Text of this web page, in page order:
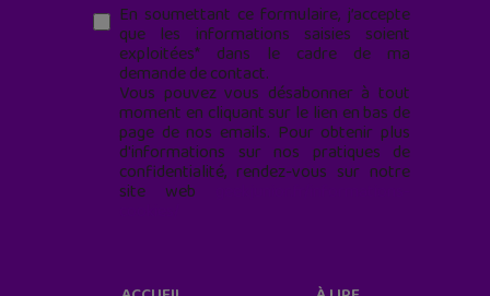
En soumettant ce formulaire, j’accepte
que les informations saisies soient
exploitées* dans le cadre de ma
demande de contact.
Vous pouvez vous désabonner à tout
moment en cliquant sur le lien en bas de
page de nos emails. Pour obtenir plus
d'informations sur nos pratiques de
confidentialité, rendez-vous sur notre
site web